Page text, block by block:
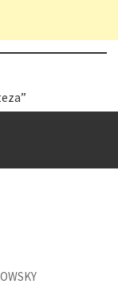
a resposta